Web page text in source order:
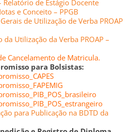
de Estágio Docente
e Conceito – PPGB
de Utilização de Verba PROAP
da Utilização da Verba PROAP –
Cancelamento de Matricula.
para Bolsistas:
para Publicação na BDTD da